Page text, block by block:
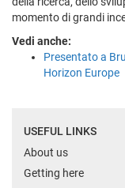
momento di grandi
Vedi anche:
Presentato a
Horizon Europe
USEFUL LINKS
About us
Getting here